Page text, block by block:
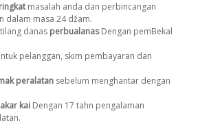
masalah anda dan perbincangan
dalam masa 24 džam.
danas perbualanasDengan pemBekal
pelanggan, skim pembayaran dan
peralatan sebelum menghantar dengan
kai Dengan 17 tahn pengalaman